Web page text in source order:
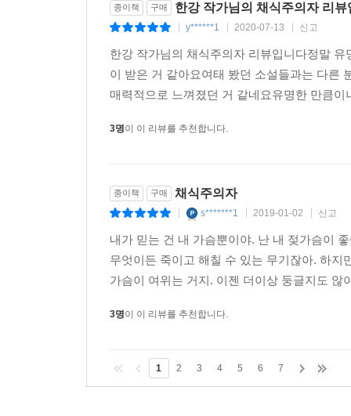
종이책 구매 한강 작가님의 채식주의자 리뷰
y******1 2020-07-13 신고
한강 작가님의 채식주의자 리뷰입니다정말
이 받은 거 같아요여태 봤던 소설들과는 다른
매력적으로 느껴졌던 거 같네요유명한 만큼
3명이 이 리뷰를 추천합니다.
종이책 구매 채식주의자
s*******1 2019-01-02 신고
내가 믿는 건 내 가슴뿐이야. 난 내 젖가슴이
무엇이든 죽이고 해칠 수 있는 무기잖아. 하
가슴이 여위는 거지. 이젠 더이상 둥글지도
3명이 이 리뷰를 추천합니다.
1 2 3 4 5 6 7